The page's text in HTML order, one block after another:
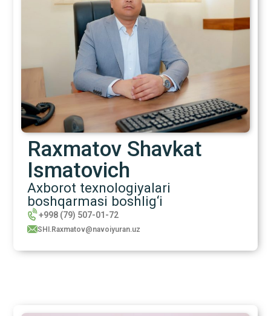
Raxmatov Shavkat
Ismatovich
Axborot texnologiyalari
boshqarmasi boshlig‘i
+998 (79) 507-01-72
SHI.Raxmatov@navoiyuran.uz